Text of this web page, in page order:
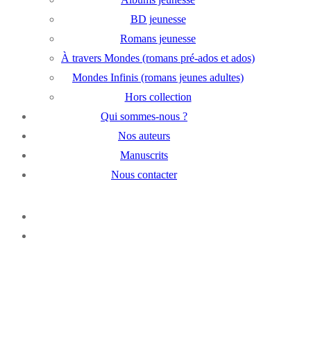
BD jeunesse
Romans jeunesse
À travers Mondes (romans pré-ados et ados)
Mondes Infinis (romans jeunes adultes)
Hors collection
Qui sommes-nous ?
Nos auteurs
Manuscrits
Nous contacter